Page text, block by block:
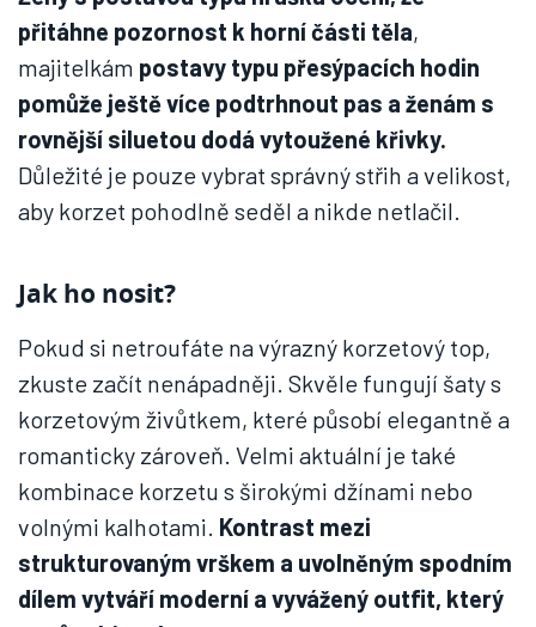
přitáhne pozornost k horní části těla,
majitelkám postavy typu přesýpacích hodin
pomůže ještě více podtrhnout pas a ženám s
rovnější siluetou dodá vytoužené křivky.
Důležité je pouze vybrat správný střih a velikost,
aby korzet pohodlně seděl a nikde netlačil.
Jak ho nosit?
Pokud si netroufáte na výrazný korzetový top,
zkuste začít nenápadněji. Skvěle fungují šaty s
korzetovým živůtkem, které působí elegantně a
romanticky zároveň. Velmi aktuální je také
kombinace korzetu s širokými džínami nebo
volnými kalhotami. Kontrast mezi
strukturovaným vrškem a uvolněným spodním
dílem vytváří moderní a vyvážený outfit, který